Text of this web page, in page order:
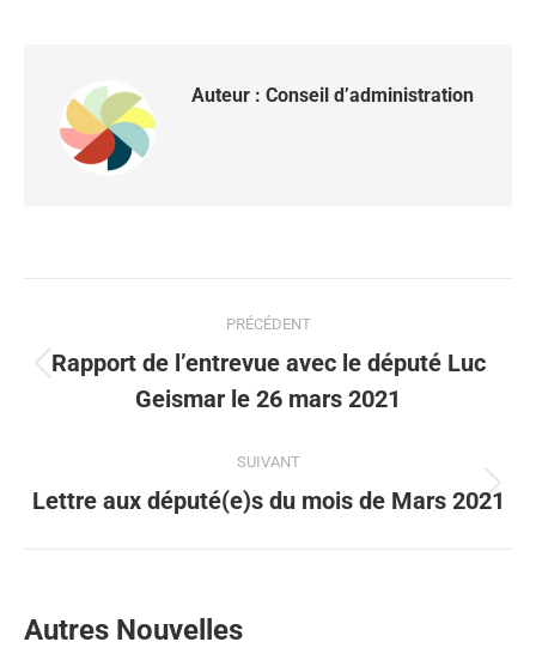
Auteur : Conseil d’administration
PRÉCÉDENT
Rapport de l’entrevue avec le député Luc
Geismar le 26 mars 2021
SUIVANT
Lettre aux député(e)s du mois de Mars 2021
Autres Nouvelles